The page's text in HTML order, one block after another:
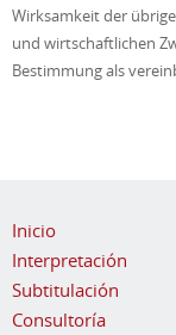
Wirksamkeit der
und wirtschaftlichen
Bestimmung als
Inicio
Interpretación
Subtitulación
Consultoría